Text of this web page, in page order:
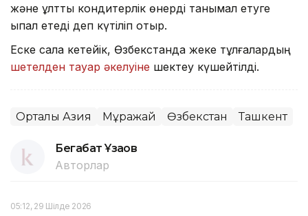
және ұлттық кондитерлік өнерді танымал етуге
ықпал етеді деп күтіліп отыр.
Еске сала кетейік, Өзбекстанда жеке тұлғалардың
шетелден тауар әкелуіне шектеу күшейтілді.
Орталық Азия Мұражай Өзбекстан Ташкент
Бегабат Ұзақов
Авторлар
05:12, 29 Шілде 2026